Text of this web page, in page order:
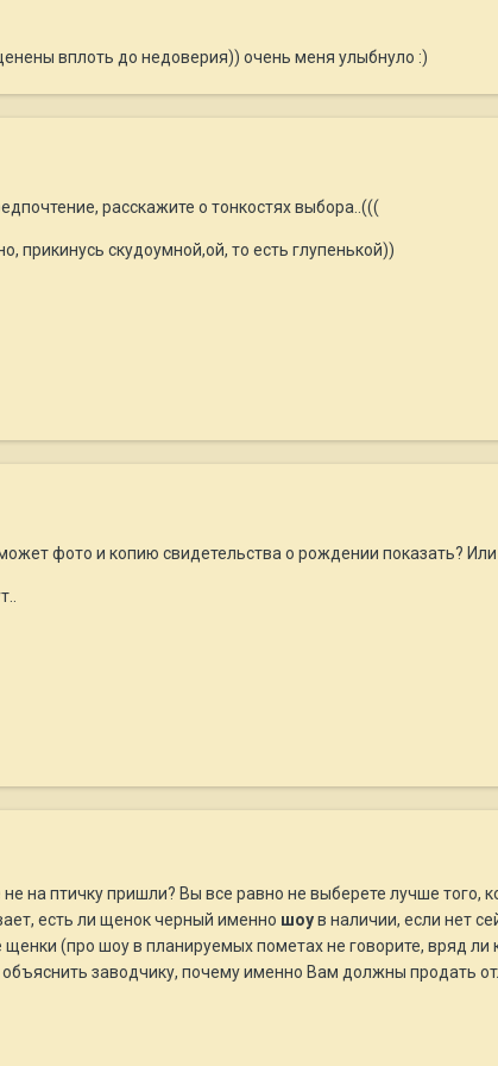
вплоть до недоверия)) очень меня улыбнуло :)
расскажите о тонкостях выбора..(((
прикинусь скудоумной,ой, то есть глупенькой))
фото и копию свидетельства о рождении показать?
на птичку пришли? Вы все равно не выберете лучше того,
есть ли щенок черный именно шоув наличии, если нет
(про шоу в планируемых пометах не говорите, вряд ли
заводчику, почему именно Вам должны продать